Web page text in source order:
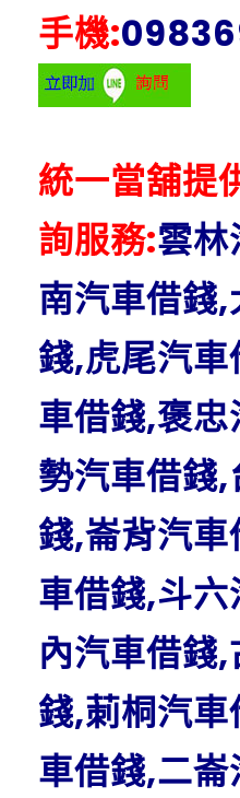
手機:
統一當舖提
詢服務:雲
南汽車借錢
錢,虎尾汽
車借錢,褒
勢汽車借錢
錢,崙背汽
車借錢,斗
內汽車借錢
錢,莿桐汽
車借錢,二